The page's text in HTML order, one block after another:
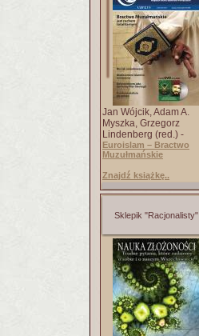
Jan Wójcik, Adam A.
Myszka, Grzegorz
Lindenberg (red.) -
Euroislam – Bractwo
Muzułmańskie
Znajdź książkę..
Sklepik "Racjonalisty"